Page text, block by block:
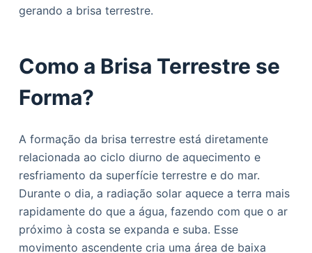
gerando a brisa terrestre.
Como a Brisa Terrestre se
Forma?
A formação da brisa terrestre está diretamente
relacionada ao ciclo diurno de aquecimento e
resfriamento da superfície terrestre e do mar.
Durante o dia, a radiação solar aquece a terra mais
rapidamente do que a água, fazendo com que o ar
próximo à costa se expanda e suba. Esse
movimento ascendente cria uma área de baixa